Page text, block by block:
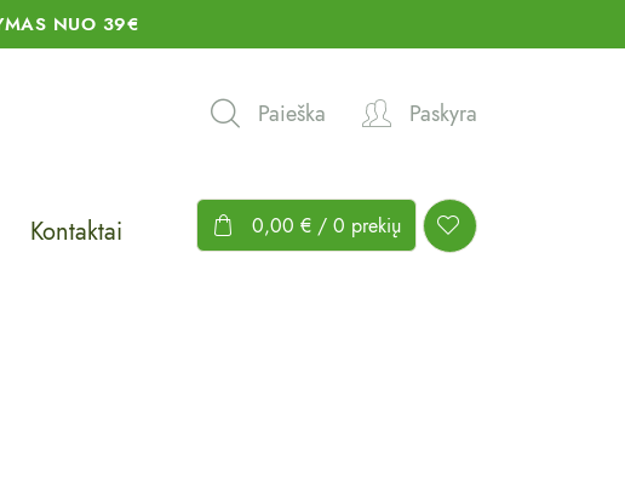
NUO 39€
Paieška Paskyra
Kontaktai 0,00 € / 0 prekių